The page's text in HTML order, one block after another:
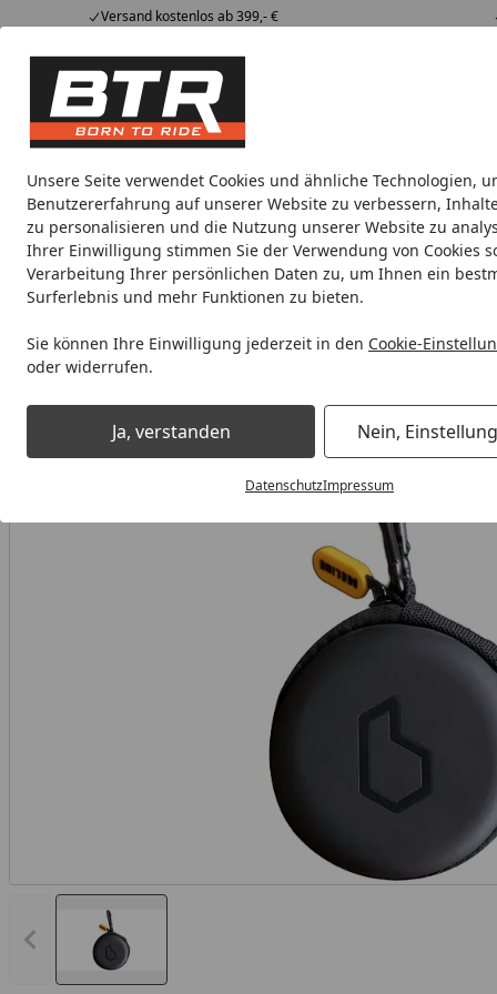
Unsere Seite verwendet Cookies und ähnliche Technologien,
Benutzererfahrung auf unserer Website zu verbessern,
zu personalisieren und die Nutzung unserer Website zu
Ihrer Einwilligung stimmen Sie der Verwendung von Cookies
Verarbeitung Ihrer persönlichen Daten zu, um Ihnen ein
Surferlebnis und mehr Funktionen zu bieten.
Sie können Ihre Einwilligung jederzeit in den Cookie-
oder widerrufen.
Ja, verstanden Nein,
DatenschutzImpressum
Versand kostenlos ab 399,- €
Hotline07051 / 9 222 5959
Mi-Fr. 8-12 Uhr
Alle Produkte
Alle ProdukteMarken
Motorradteile & Ersatzteile Anbauteile Auspuff
Noch 2 Tage und 2 Stunden
Spare
Motorradteile & Ersatzteile Anbauteile Navigationsgerät
Vorheriges Bild anzeigen